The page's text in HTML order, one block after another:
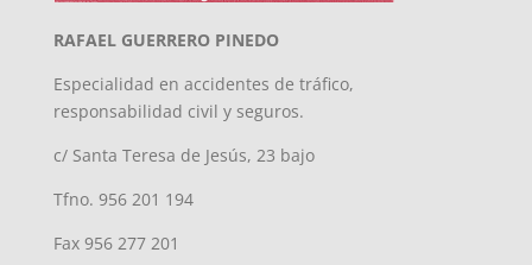
RAFAEL GUERRERO PINEDO
Especialidad en accidentes de tráfico,
responsabilidad civil y seguros.
c/ Santa Teresa de Jesús, 23 bajo
Tfno. 956 201 194
Fax 956 277 201